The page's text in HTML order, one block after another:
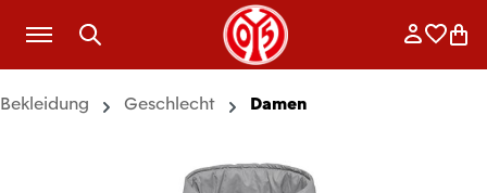
Zum Hauptinhalt springen
Bekleidung Geschlecht Damen